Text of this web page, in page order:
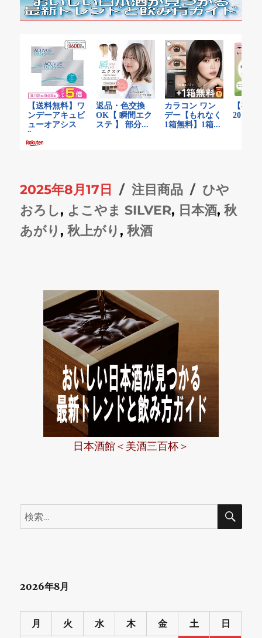
投
稿
日:
2025年8月17日
カ
テ
ゴ
注目商品
タ
グ
ひや
おろし, よこやま SILVER, 日本酒,秋
あがり,秋上がり,秋酒
日本酒館＜美酒三百杯＞
検
索:
検
2026年8月
月 火 水 木 金 土 日